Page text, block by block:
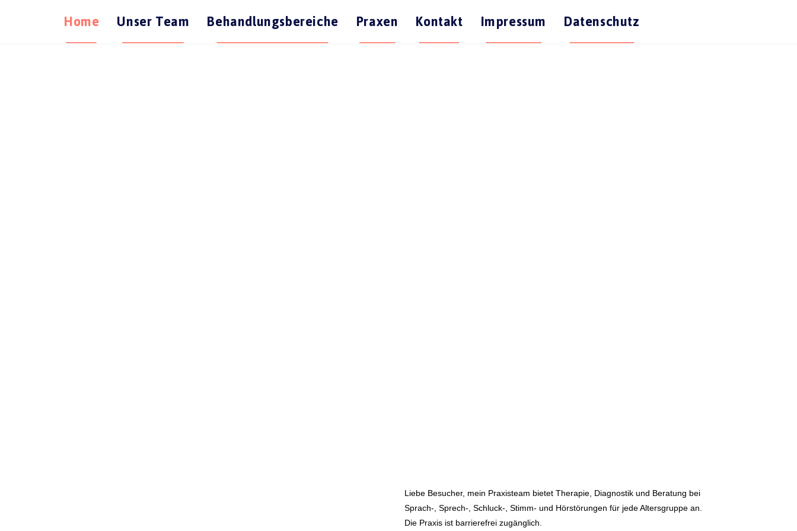
Home Unser Team Behandlungsbereiche Praxen Kontakt Impressum Datenschutz
Liebe Besucher, mein Praxisteam bietet Therapie, Diagnostik und Beratung bei
Sprach-, Sprech-, Schluck-, Stimm- und Hörstörungen für jede Altersgruppe an.
Die Praxis ist barrierefrei zugänglich.